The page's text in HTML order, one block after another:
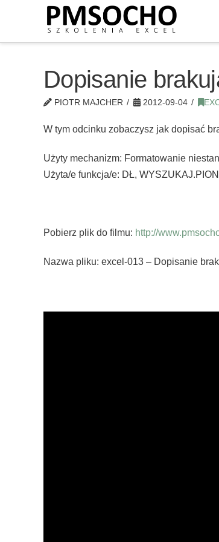
Dopisanie
PIOTR MAJCHER 2012-09-04
W tym odcinku zobaczysz jak dopisać
Użyty mechanizm: Formatowanie
Użyta/e funkcja/e: DŁ,
Pobierz plik do filmu: http://
Nazwa pliku: excel-013 – Dopisanie